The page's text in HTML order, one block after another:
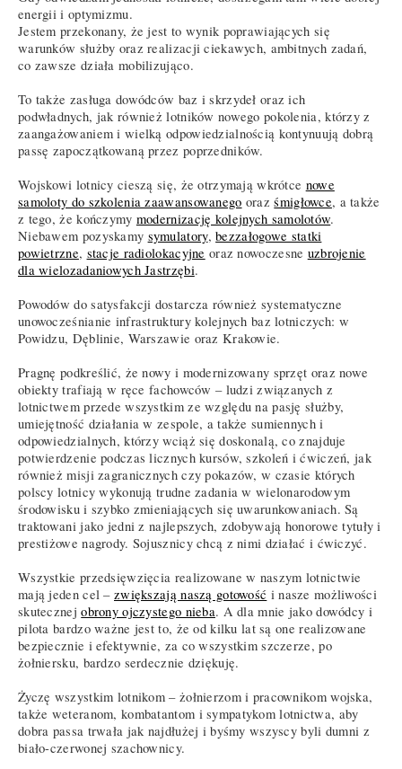
energii i optymizmu.
Jestem przekonany, że jest to wynik poprawiających się
warunków służby oraz realizacji ciekawych, ambitnych zadań,
co zawsze działa mobilizująco.
To także zasługa dowódców baz i skrzydeł oraz ich
podwładnych, jak również lotników nowego pokolenia, którzy z
zaangażowaniem i wielką odpowiedzialnością kontynuują dobrą
passę zapoczątkowaną przez poprzedników.
Wojskowi lotnicy cieszą się, że otrzymają wkrótce nowe
samoloty do szkolenia zaawansowanego orazśmigłowce, a także
z tego, że kończymy modernizację kolejnych samolotów.
Niebawem pozyskamy symulatory,bezzałogowe statki
powietrzne, stacje radiolokacyjne oraz nowoczesne uzbrojenie
dla wielozadaniowych Jastrzębi.
Powodów do satysfakcji dostarcza również systematyczne
unowocześnianie infrastruktury kolejnych baz lotniczych: w
Powidzu, Dęblinie, Warszawie oraz Krakowie.
Pragnę podkreślić, że nowy i modernizowany sprzęt oraz nowe
obiekty trafiają w ręce fachowców – ludzi związanych z
lotnictwem przede wszystkim ze względu na pasję służby,
umiejętność działania w zespole, a także sumiennych i
odpowiedzialnych, którzy wciąż się doskonalą, co znajduje
potwierdzenie podczas licznych kursów, szkoleń i ćwiczeń, jak
również misji zagranicznych czy pokazów, w czasie których
polscy lotnicy wykonują trudne zadania w wielonarodowym
środowisku i szybko zmieniających się uwarunkowaniach. Są
traktowani jako jedni z najlepszych, zdobywają honorowe tytuły i
prestiżowe nagrody. Sojusznicy chcą z nimi działać i ćwiczyć.
Wszystkie przedsięwzięcia realizowane w naszym lotnictwie
mają jeden cel – zwiększają naszą gotowość i nasze możliwości
skutecznejobrony ojczystego nieba. A dla mnie jako dowódcy i
pilota bardzo ważne jest to, że od kilku lat są one realizowane
bezpiecznie i efektywnie, za co wszystkim szczerze, po
żołniersku, bardzo serdecznie dziękuję.
Życzę wszystkim lotnikom – żołnierzom i pracownikom wojska,
także weteranom, kombatantom i sympatykom lotnictwa, aby
dobra passa trwała jak najdłużej i byśmy wszyscy byli dumni z
biało-czerwonej szachownicy.